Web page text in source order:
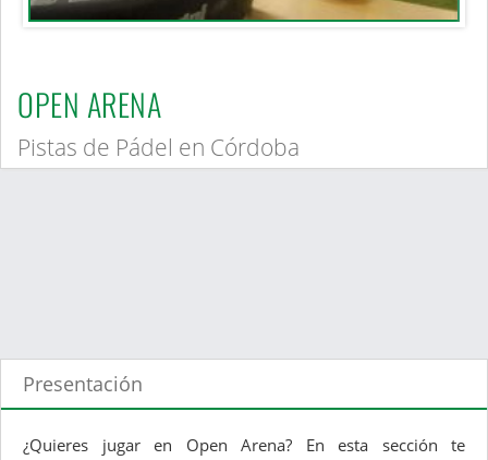
OPEN ARENA
Pistas de Pádel en Córdoba
Presentación
¿Quieres jugar en Open Arena? En esta sección te